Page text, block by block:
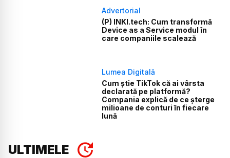
Advertorial
(P) INKI.tech: Cum transformă
Device as a Service modul în
care companiile scalează
Lumea Digitală
Cum știe TikTok că ai vârsta
declarată pe platformă?
Compania explică de ce șterge
milioane de conturi în fiecare
lună
ULTIMELE